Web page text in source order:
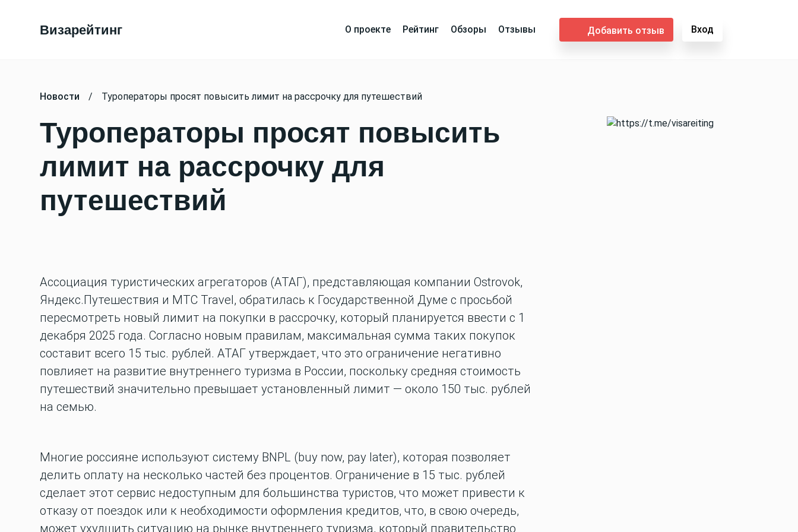
Визарейтинг О проекте Рейтинг Обзоры Отзывы Добавить отзыв Вход
Новости / Туроператоры просят повысить лимит на рассрочку для путешествий
Туроператоры просят повысить
лимит на рассрочку для
путешествий
Ассоциация туристических агрегаторов (АТАГ), представляющая компании Ostrovok,
Яндекс.Путешествия и МТС Travel, обратилась к Государственной Думе с просьбой
пересмотреть новый лимит на покупки в рассрочку, который планируется ввести с 1
декабря 2025 года. Согласно новым правилам, максимальная сумма таких покупок
составит всего 15 тыс. рублей. АТАГ утверждает, что это ограничение негативно
повлияет на развитие внутреннего туризма в России, поскольку средняя стоимость
путешествий значительно превышает установленный лимит — около 150 тыс. рублей
на семью.
Многие россияне используют систему BNPL (buy now, pay later), которая позволяет
делить оплату на несколько частей без процентов. Ограничение в 15 тыс. рублей
сделает этот сервис недоступным для большинства туристов, что может привести к
отказу от поездок или к необходимости оформления кредитов, что, в свою очередь,
может ухудшить ситуацию на рынке внутреннего туризма, который правительство